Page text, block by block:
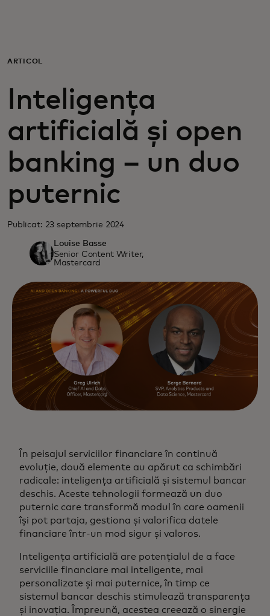
Pentru companii
Pentru întreaga lume
Pentru inovatori
Știri și tendințe
ARTICOL
Inteligența
artificială și open
banking – un duo
puternic
Publicat: 23 septembrie 2024
Louise Basse
Senior Content Writer,
Mastercard
În peisajul serviciilor financiare în continuă
evoluție, două elemente au apărut ca schimbări
radicale: inteligența artificială și sistemul bancar
deschis. Aceste tehnologii formează un duo
puternic care transformă modul în care oamenii
își pot partaja, gestiona și valorifica datele
financiare într-un mod sigur și valoros.
Inteligența artificială are potențialul de a face
serviciile financiare mai inteligente, mai
personalizate și mai puternice, în timp ce
sistemul bancar deschis stimulează transparența
și inovația. Împreună, acestea creează o sinergie